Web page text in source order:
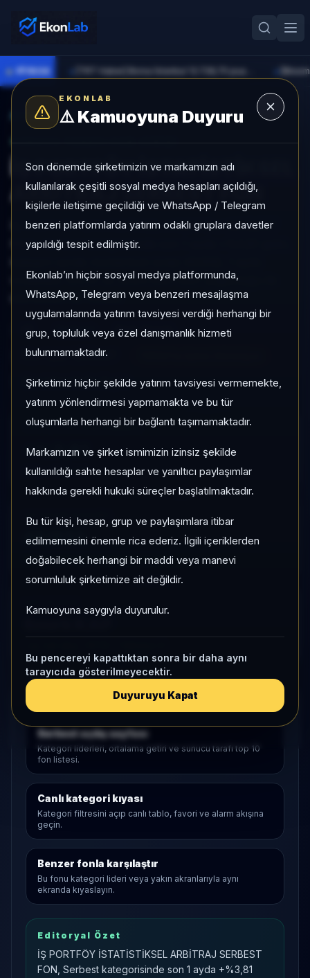
EKONLAB
⚠️Kamuoyuna Duyuru
Son dönemde şirketimizin ve markamızın adı
kullanılarak çeşitli sosyal medya hesapları açıldığı,
kişilerle iletişime geçildiği ve WhatsApp / Telegram
benzeri platformlarda yatırım odaklı gruplara davetler
yapıldığı tespit edilmiştir.
Ekonlab’ın hiçbir sosyal medya platformunda,
WhatsApp, Telegram veya benzeri mesajlaşma
uygulamalarında yatırım tavsiyesi verdiği herhangi bir
grup, topluluk veya özel danışmanlık hizmeti
bulunmamaktadır.
Şirketimiz hiçbir şekilde yatırım tavsiyesi vermemekte,
yatırım yönlendirmesi yapmamakta ve bu tür
oluşumlarla herhangi bir bağlantı taşımamaktadır.
Markamızın ve şirket ismimizin izinsiz şekilde
kullanıldığı sahte hesaplar ve yanıltıcı paylaşımlar
hakkında gerekli hukuki süreçler başlatılmaktadır.
Bu tür kişi, hesap, grup ve paylaşımlara itibar
edilmemesini önemle rica ederiz. İlgili içeriklerden
doğabilecek herhangi bir maddi veya manevi
sorumluluk şirketimize ait değildir.
Kamuoyuna saygıyla duyurulur.
Bu pencereyi kapattıktan sonra bir daha aynı
tarayıcıda gösterilmeyecektir.
Duyuruyu Kapat
● PİYASA
AI Fon Radar Serbest
SUNUCU TARAFI FON GIRIŞI
İŞ PORTFÖY İSTATİSTİKSEL
ARBİTRAJ SERBEST FON
İŞ PORTFÖY İSTATİSTİKSEL ARBİTRAJ SERBEST
FON, Serbest kategorisinde son 1 ayda +%3,81 getiri,
volatilitesi %0,14 ve Sınırlı KAP KAP yoğunluğu ile
izlenebilen bir fondur.
IIF Serbest Risk:Düşük
Son fiyat:1,510867
Son işlem farkı: 0 gün
1 AY VE 3 AY PERFORMANS
+%3,81
3 Ay:+%14,59
KATEGORI KONUMU
45/932
Momentum bazlı kategori içi sıra
Araştırma Akışı
Serbestaçılış sayfası
Kategori liderleri, ortalama getiri ve sunucu tarafı top 10
fon listesi.
Canlı kategori kıyası
Kategori filtresini açıp canlı tablo, favori ve alarm akışına
geçin.
Benzer fonla karşılaştır
Bu fonu kategori lideri veya yakın akranlarıyla aynı
ekranda kıyaslayın.
Editoryal Özet
İŞ PORTFÖY İSTATİSTİKSEL ARBİTRAJ SERBEST
FON, Serbest kategorisinde son 1 ayda +%3,81